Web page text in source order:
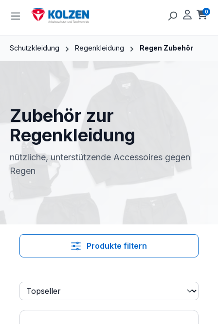
Zum Hauptinhalt springen 0
Schutzkleidung Regenkleidung Regen Zubehör
Zubehör zur
Regenkleidung
nützliche, unterstützende Accessoires gegen
Regen
Produkte filtern